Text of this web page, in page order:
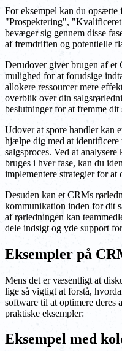
For eksempel kan du opsætte
"Prospektering",
bevæger sig gennem disse
af fremdriften og potentielle
Derudover giver brugen af
mulighed for at forudsige
allokere ressourcer mere
overblik over din
beslutninger for at fremme dit
Udover at spore handler kan
hjælpe dig med at identificere
salgsproces. Ved at
bruges i hver fase, kan du
implementere strategier for at
Desuden kan et CRMs
kommunikation inden for dit
af rørledningen kan
dele indsigt og yde support
Eksempler på
Mens det er væsentligt at
lige så vigtigt at forstå,
software til at optimere deres
praktiske eksempler:
Eksempel med